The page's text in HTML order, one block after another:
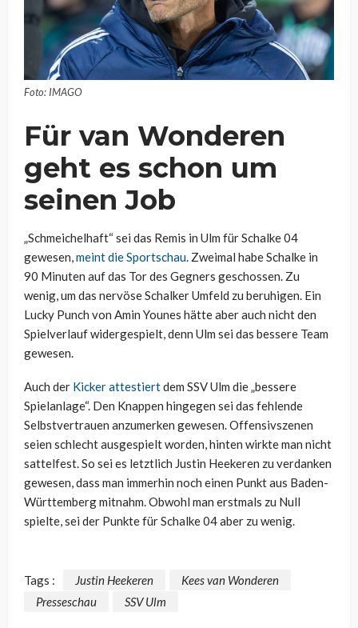
Foto: IMAGO
Für van Wonderen
geht es schon um
seinen Job
„Schmeichelhaft“ sei das Remis in Ulm für Schalke 04
gewesen,meint die Sportschau. Zweimal habe Schalke in
90 Minuten auf das Tor des Gegners geschossen. Zu
wenig, um das nervöse Schalker Umfeld zu beruhigen. Ein
Lucky Punch von Amin Younes hätte aber auch nicht den
Spielverlauf widergespielt, denn Ulm sei das bessere Team
gewesen.
Auch der Kicker attestiertdem SSV Ulm die „bessere
Spielanlage“. Den Knappen hingegen sei das fehlende
Selbstvertrauen anzumerken gewesen. Offensivszenen
seien schlecht ausgespielt worden, hinten wirkte man nicht
sattelfest. So sei es letztlich Justin Heekeren zu verdanken
gewesen, dass man immerhin noch einen Punkt aus Baden-
Württemberg mitnahm. Obwohl man erstmals zu Null
spielte, sei der Punkte für Schalke 04 aber zu wenig.
Tags : Justin Heekeren
Kees van Wonderen
Presseschau
SSV Ulm